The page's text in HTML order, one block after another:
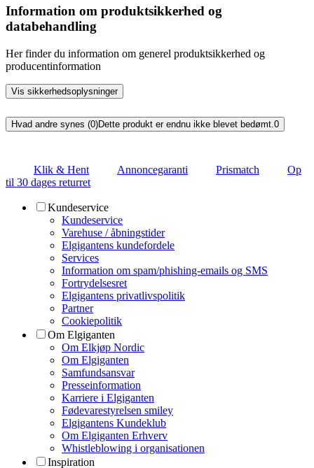
Information om produktsikkerhed og
databehandling
Her finder du information om generel produktsikkerhed og
producentinformation
Vis sikkerhedsoplysninger
Hvad andre synes (0)Dette produkt er endnu ikke blevet bedømt. 0
Klik & Hent Annoncegaranti Prismatch
Op
til 30 dages returret
Kundeservice
Kundeservice
Varehuse / åbningstider
Elgigantens kundefordele
Services
Information om spam/phishing-emails og SMS
Fortrydelsesret
Elgigantens privatlivspolitik
Partner
Cookiepolitik
Om Elgiganten
Om Elkjøp Nordic
Om Elgiganten
Samfundsansvar
Presseinformation
Karriere i Elgiganten
Fødevarestyrelsen smiley
Elgigantens Kundeklub
Om Elgiganten Erhverv
Whistleblowing i organisationen
Inspiration